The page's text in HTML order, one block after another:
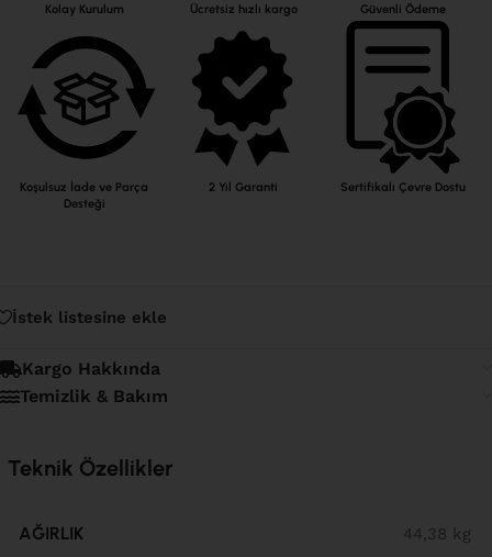
Kolay Kurulum
Koşulsuz İade ve Parça
Desteği
Ücretsiz hızlı kargo
2 Yıl Garanti
Güvenli Ödeme
Sertifikalı Çevre Dostu
İstek listesine ekle
Kargo Hakkında
Temizlik & Bakım
Teknik Özellikler
AĞIRLIK 44,38 kg